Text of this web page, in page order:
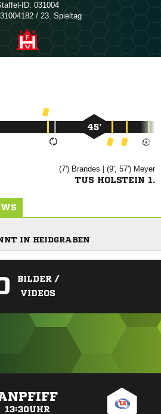
ID: 031004
/ 23. Spieltag
45’
(7')  | (9', 57') 
TUS HOLSTEIN 1.
IN HEIDGRABEN
BILDER /
VIDEOS
13:30UHR